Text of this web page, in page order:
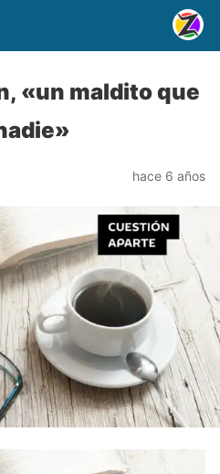
«un maldito que
hace 6 años